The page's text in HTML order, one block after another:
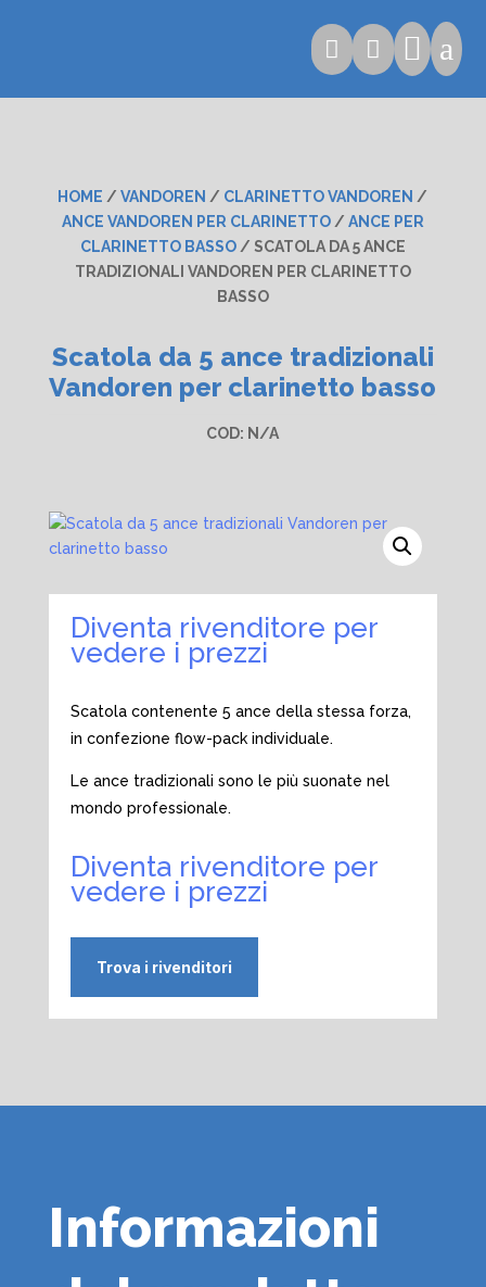
   a
HOME /VANDOREN / CLARINETTO VANDOREN /
ANCE VANDOREN PER CLARINETTO/ ANCE PER
CLARINETTO BASSO/ SCATOLA DA 5 ANCE
TRADIZIONALI VANDOREN PER CLARINETTO
BASSO
Scatola da 5 ance tradizionali
Vandoren per clarinetto basso
COD: N/A
Diventa rivenditore per
vedere i prezzi
Scatola contenente 5 ance della stessa forza,
in confezione flow-pack individuale.
Le ance tradizionali sono le più suonate nel
mondo professionale.
Diventa rivenditore per
vedere i prezzi
Trova i rivenditori
Informazioni